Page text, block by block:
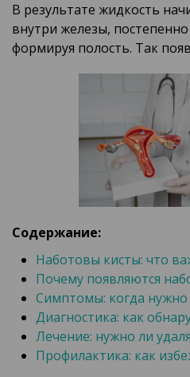
В результате жидкость
внутри железы, постепенно
формируя полость. Так
Содержание:
Наботовы кисты: что
Почему появляются
Симптомы: когда нужно
Диагностика: как
Лечение: нужно ли
Профилактика: как